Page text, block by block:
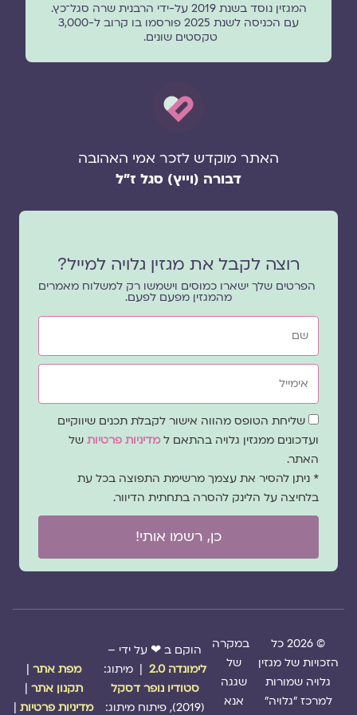
המגזין נוסד בשנת 2019 על-ידי הרבנית שרה סגל־כץ.
עם הכניסה לשנת 2025 פורסמו בו קרוב ל-3,000
טקסטים שונים.
האתר מוקדש לזכר אמי האהובה
דבורה (וייץ) סגל ז"ל
רוצה לקבל את מגזין גלויה למייל?
הפרטים שלך ישארו כמוסים וישמשו רק למשלוח מאמרים
מהמגזין מפעם לפעם.
שם
אימייל
שדה
הסכמה
שליחת הטופס מהווה אישור לקבלת תכנים שיווקיים
ועדכונים ממגזין גלויה בהתאם ל מדיניות פרטיותשל
האתר.
* ניתן להסיר את עצמך מרשימת התפוצה בכל עת
בלחיצה על הלינק להסרה בתחתית הדיוור.
כן, רשמו אותי!
© 2026 כל
הזכויות של מגזין
גלויה שמורות
למרכז "גלויה"
במקרה
של
שגגה
אנא
הוקם ב ❤ על ידי –
לימונדה 2.0
| מיתוג:
סטודיו נופר דסקל
מפת אתר|
תקנון אתר|
מדיניות פרטיות|